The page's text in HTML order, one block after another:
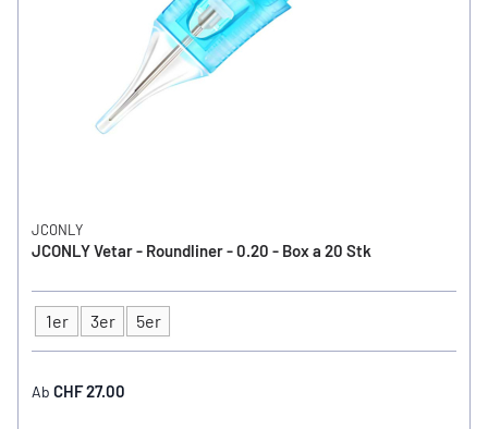
JCONLY
JCONLY Vetar - Roundliner - 0.20 - Box a 20 Stk
Typ
1er 3er 5er
Ab CHF 27.00